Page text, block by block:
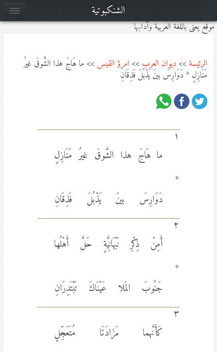
موقع يعنى باللغة العربية وآدابها
الرئيسة>> ديوان العرب >> امرؤ القيس >> ما هَاجَ هذا الشَّوقَ غيرُ
مَنَازِلٍ * دَوَارِسَ بينَ يَذْبُلَ فَذِقَانِ
١
ما هَاجَ هذا الشَّوقَ غيرُ مَنَازِلٍ
*
دَوَارِسَ بينَ يَذْبُلَ فَذِقَانِ
٢
أَمِنْ ذِكْرِ نَبْهَانِيَّةٍ حَلَّ أَهْلُها
*
جَنُوبَ المَلا عَيْنَاكَ تَبْتَدِرَانِ
٣
كَأَنَّهما مَزَادَتَا مُتَعَجِّلٍ
الشنكبوتية